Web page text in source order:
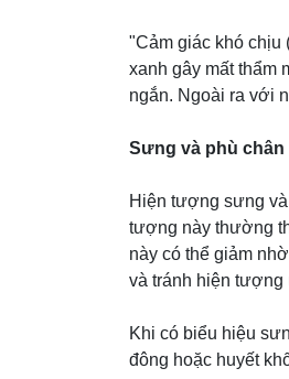
"Cảm giác khó chịu
xanh gây mất thẩm
ngắn. Ngoài ra với
Sưng và phù chân
Hiện tượng sưng
tượng này thường
này có thể giảm
và tránh hiện tượng
Khi có biểu hiệu
đông hoặc huyết